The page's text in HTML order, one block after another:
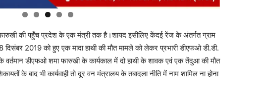
की पहुँच प्रदेश के एक मंत्री तक है।शायद इसीलिए केंदई रेंज के अंतर्गत ग्राम
दिसंबर 2019 को हुए एक मादा हाथी की मौत मामले को लेकर प्रभारी डीएफओ डी.डी.
वर्तमान डीएफओ शमा फारुखी के कार्यकाल में दो हाथी के शावक एवं एक तेंदुआ की मौत
के बाद भी कार्यवाही तो दूर वन मंत्रालय के तबादला नीति में नाम शामिल ना होना